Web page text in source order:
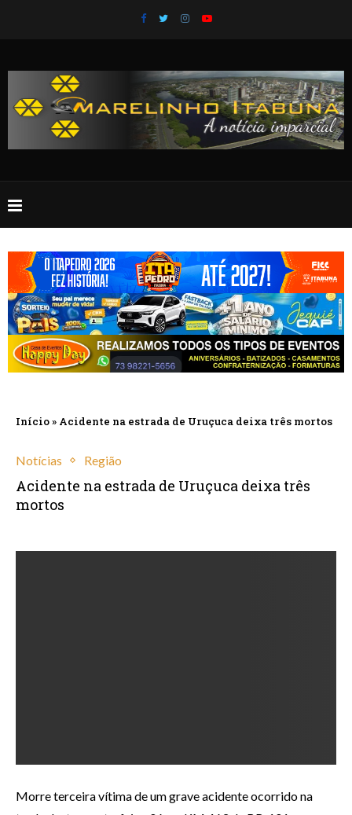
Início» Acidente na estrada de Uruçuca deixa três mortos
Notícias Região
Acidente na estrada de Uruçuca deixa três
mortos
Morre terceira vítima de um grave acidente ocorrido na